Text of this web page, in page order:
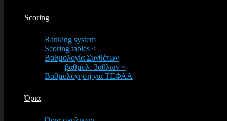
Scoring
Ranking system
Scoring tables <
Βαθμολογία Συνθέτων
βαθμολ. 3άθλων <
Βαθμολόγηση για ΤΕΦΑΑ
Όρια